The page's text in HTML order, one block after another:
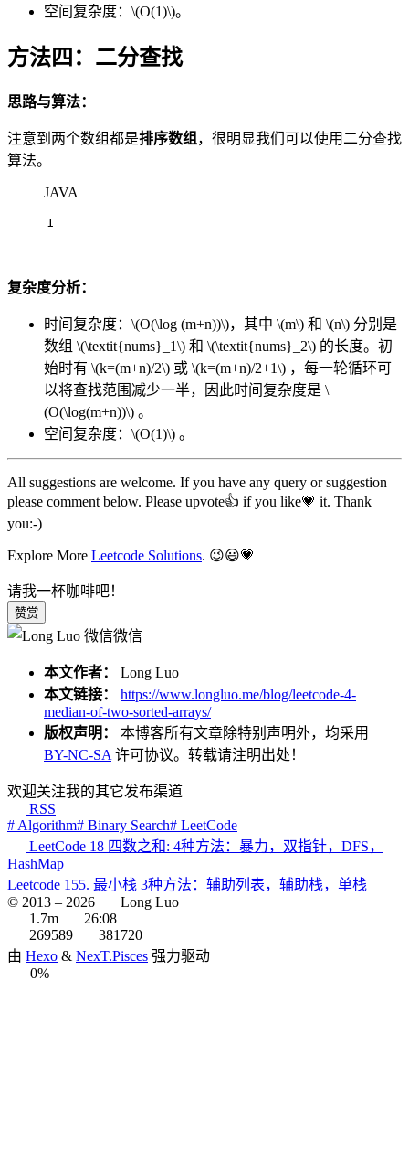
空间复杂度： \(O(1)\)。
方法四：二分查找
思路与算法：
注意到两个数组都是排序数组 ，很明显我们可以使用二分查找
算法。
JAVA
1
复杂度分析：
时间复杂度： \(O(\log (m+n))\)，其中 \(m\) 和 \(n\) 分别是
数组 \(\textit{nums}_1\) 和 \(\textit{nums}_2\) 的长度。初
始时有 \(k=(m+n)/2\) 或 \(k=(m+n)/2+1\) ，每一轮循环可
以将查找范围减少一半，因此时间复杂度是 \
(O(\log(m+n))\) 。
空间复杂度： \(O(1)\) 。
All suggestions are welcome. If you have any query or suggestion
please comment below. Please upvote👍 if you like💗 it. Thank
you:-)
Explore More Leetcode Solutions. 😉😃💗
请我一杯咖啡吧！
赞赏
微信
本文作者： Long Luo
本文链接：
https://www.longluo.me/blog/leetcode-4-
median-of-two-sorted-arrays/
版权声明： 本博客所有文章除特别声明外，均采用
BY-NC-SA 许可协议。转载请注明出处！
欢迎关注我的其它发布渠道
RSS
# Algorithm# Binary Search# LeetCode
LeetCode 18 四数之和: 4种方法：暴力，双指针，DFS，
HashMap
Leetcode 155. 最小栈 3种方法：辅助列表，辅助栈，单栈
© 2013 – 2026
Long Luo
1.7m
26:08
269589
381720
由 Hexo & NexT.Pisces 强力驱动
0%